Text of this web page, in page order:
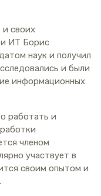
и своих
ИТ Борис
наук и получил
и были
информационных
работать и
членом
участвует в
своим опытом и